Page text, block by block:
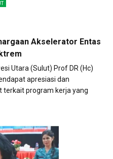
Akselerator Entas
Utara (Sulut) Prof DR (Hc)
apresiasi dan
terkait program kerja yang